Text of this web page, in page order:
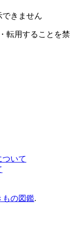
できません
転用することを禁
ついて
もの図鑑.